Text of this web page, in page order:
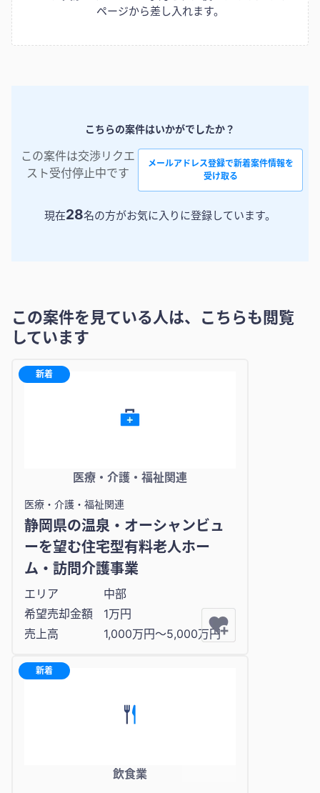
ページから差し入れます。
こちらの案件はいかがでしたか？
この案件は交渉リクエ
スト受付停止中です
メールアドレス登録で新着案件情報を
受け取る
現在28名の方がお気に入りに登録しています。
この案件を見ている人は、こちらも閲覧
しています
新着
医療・介護・福祉関連
医療・介護・福祉関連
静岡県の温泉・オーシャンビュ
ーを望む住宅型有料老人ホー
ム・訪問介護事業
エリア
中部
希望売却金額
1万円
売上高
1,000万円〜5,000万円
新着
飲食業